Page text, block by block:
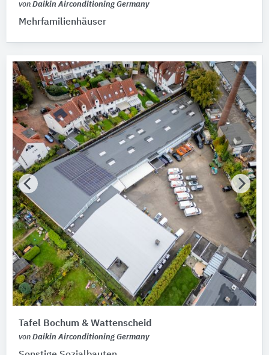
von Daikin Airconditioning Germany
Mehrfamilienhäuser
Tafel Bochum & Wattenscheid
von Daikin Airconditioning Germany